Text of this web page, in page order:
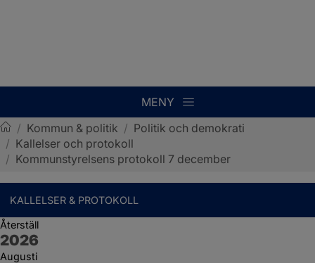
MENY
Sotenäs kommun
/ Kommun & politik / Politik och demokrati
/ Kallelser och protokoll
/ Kommunstyrelsens protokoll 7 december
KALLELSER & PROTOKOLL
Återställ
År:
2026
Augusti